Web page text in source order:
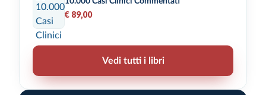
€ 89,00
Vedi tutti i libri